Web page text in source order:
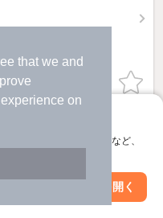
that we and
on
お部屋探し
プ検索やお気に入り保存など、
アプリを開く
無料）
絞り込み条件を変更